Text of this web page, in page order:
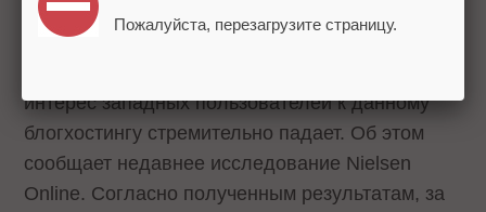
Напомним, Россия является второй страной по
количеству пользователей ЖЖ (
интерес западных пользователей к данному
блогхостингу стремительно падает. Об этом
сообщает недавнее исследование Nielsen
Online. Согласно полученным результатам, за
Пожалуйста, перезагрузите страницу.